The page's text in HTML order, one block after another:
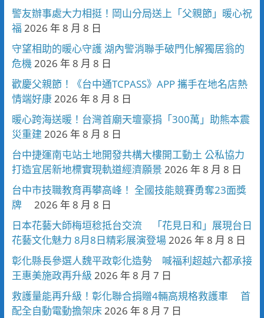
警友辦事處大力相挺！岡山分局送上「父親節」暖心祝
福 2026 年 8 月 8 日
守望相助的暖心守護 湖內警消聯手破門化解獨居翁的
危機2026 年 8 月 8 日
歡慶父親節！《台中通TCPASS》APP 攜手在地名店熱
情端好康2026 年 8 月 8 日
暖心跨海送暖！台灣首廟天壇豪捐「300萬」助熊本震
災重建 2026 年 8 月 8 日
台中捷運南屯站土地開發共構大樓開工動土 公私協力
打造宜居新地標實現軌道經濟願景 2026 年 8 月 8 日
台中市技職教育再攀高峰！ 全國技能競賽勇奪23面獎
牌
2026 年 8 月 8 日
日本花藝大師梅垣稔抵台交流 「花見日和」展現台日
花藝文化魅力 8月8日精彩展演登場2026 年 8 月 8 日
彰化縣長參選人魏平政彰化造勢 喊福利超越六都承接
王惠美施政再升級 2026 年 8 月 7 日
救護量能再升級！彰化聯合捐贈4輛高規格救護車 首
配全自動電動擔架床2026 年 8 月 7 日